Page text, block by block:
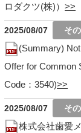
ロダクツ(株)）
2025/08/07
(Summary)
Offer for Common
Code：3540)
2025/08/07
株式会社歯愛